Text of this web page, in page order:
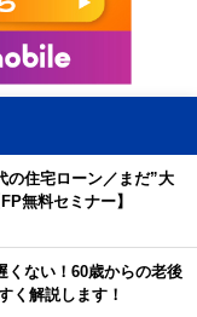
の住宅ローン／まだ”大
無料セミナー】
くない！60歳からの老後
く解説します！